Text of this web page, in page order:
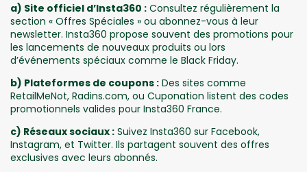
a) Site officiel d’Insta360 : Consultez régulièrement la
section « Offres Spéciales » ou abonnez-vous à leur
newsletter. Insta360 propose souvent des promotions pour
les lancements de nouveaux produits ou lors
d’événements spéciaux comme le Black Friday.
b) Plateformes de coupons : Des sites comme
RetailMeNot, Radins.com, ou Cuponation listent des codes
promotionnels valides pour Insta360 France.
c) Réseaux sociaux : Suivez Insta360 sur Facebook,
Instagram, et Twitter. Ils partagent souvent des offres
exclusives avec leurs abonnés.